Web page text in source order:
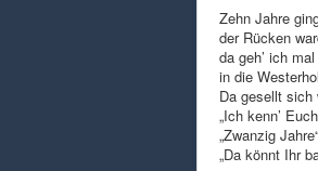
Zehn Jahre
der Rücken
da geh’ ich
in die
Da gesellt sich
„Ich kenn’
„Zwanzig
„Da könnt Ihr